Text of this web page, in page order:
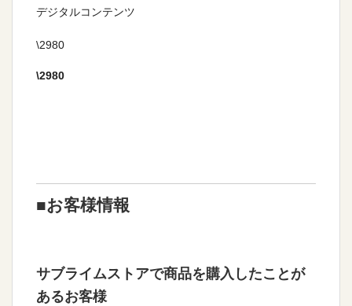
デジタルコンテンツ
\2980
\2980
■お客様情報
サブライムストアで商品を購入したことが
あるお客様